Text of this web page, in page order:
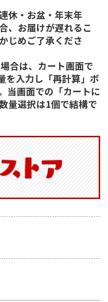
休・お盆・年末年
、お届けが遅れるこ
じめご了承くださ
合は、カート画面で
を入力し「再計算」ボ
当画面での「カートに
量選択は1個で結構で